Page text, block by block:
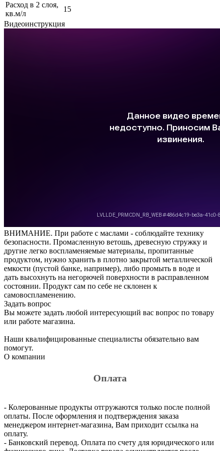
Расход в 2 слоя,
кв.м/л
15
Видеоинструкция
ВНИМАНИЕ. При работе с маслами - соблюдайте технику
безопасности. Промасленную ветошь, древесную стружку и
другие легко воспламеняемые материалы, пропитанные
продуктом, нужно хранить в плотно закрытой металлической
емкости (пустой банке, например), либо промыть в воде и
дать высохнуть на негорючей поверхности в расправленном
состоянии. Продукт сам по себе не склонен к
самовоспламенению.
Задать вопрос
Вы можете задать любой интересующий вас вопрос по товару
или работе магазина.
Наши квалифицированные специалисты обязательно вам
помогут.
О компании
Оплата
- Колерованные продукты отгружаются только после полной
оплаты. После оформления и подтверждения заказа
менеджером интернет-магазина, Вам приходит ссылка на
оплату.
- Банковский перевод. Оплата по счету для юридического или